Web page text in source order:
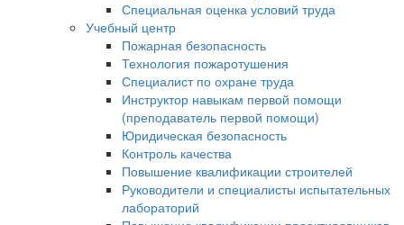
Специальная оценка условий труда
Учебный центр
Пожарная безопасность
Технология пожаротушения
Специалист по охране труда
Инструктор навыкам первой помощи
(преподаватель первой помощи)
Юридическая безопасность
Контроль качества
Повышение квалификации строителей
Руководители и специалисты испытательных
лабораторий